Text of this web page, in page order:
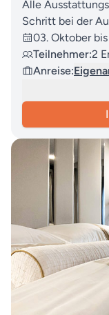
Alle
Schritt bei der
03. Oktober
Teilnehmer:2
Anreise: